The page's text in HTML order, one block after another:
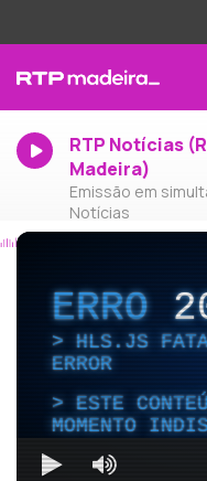
RTP Notícias
Madeira)
Emissão em
Notícias
ERRO
HLS.JS
ERROR
ESTE
MOMENTO